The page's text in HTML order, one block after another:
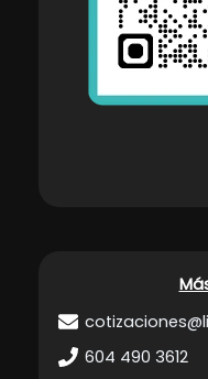
604 490 3612